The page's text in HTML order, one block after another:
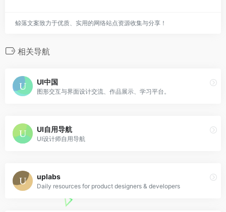
鲸落文案致力于优质、实用的网络站点资源收集与分享！
相关导航
UI中国
图形交互与界面设计交流、作品展示、学习平台。
UI自用导航
UI设计师自用导航
uplabs
Daily resources for product designers & developers